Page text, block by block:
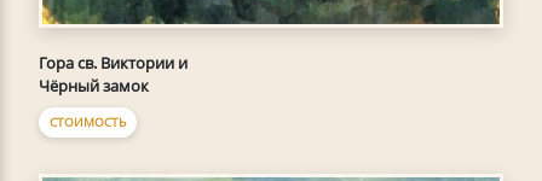
Гора св. Виктории и
Чёрный замок
СТОИМОСТЬ